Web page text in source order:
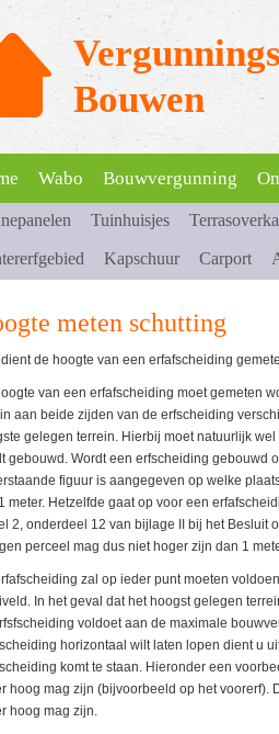
Bouwen
Wabo Bouwvergunning
Tuinhuisjes
Kapschuur Carport
meten schutting
dient de hoogte van een erfafscheiding
van een erfafscheiding moet gemeten
aan beide zijden van de erfscheiding
gelegen terrein. Hierbij moet natuurlijk
gebouwd. Wordt een erfscheiding gebouwd
figuur is aangegeven op welke
meter. Hetzelfde gaat op voor een
2, onderdeel 12 van bijlage II bij het Besluit
perceel mag dus niet hoger zijn dan 1
zal op ieder punt moeten
In het geval dat het hoogst gelegen
voldoet aan de maximale
horizontaal wilt laten lopen dient u
komt te staan. Hieronder een
hoog mag zijn (bijvoorbeeld op het voorerf).
hoog mag zijn.